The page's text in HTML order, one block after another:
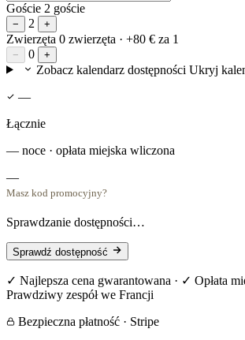
Goście 2 goście
− 2 +
Zwierzęta 0 zwierzęta · +80 € za 1
− 0 +
Zobacz kalendarz dostępności Ukryj
—
Łącznie
— noce · opłata miejska wliczona
—
Masz kod promocyjny?
Sprawdzanie dostępności…
Sprawdź dostępność
✓ Najlepsza cena gwarantowana · ✓ Opłata
Prawdziwy zespół we Francji
Bezpieczna płatność · Stripe